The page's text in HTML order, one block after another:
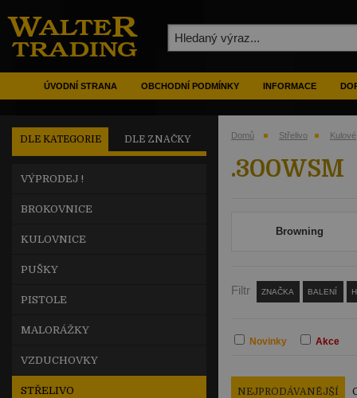
ÚVODNÍ STRANA OBCHODNÍ PODMÍNKY INFORMACE
Domů Střelivo Kulové
.300WSM
Browning
Filtr ZNAČKA BALENÍ
Novinky Akce
NEJPRODÁVANĚJŠÍ
DLE KATEGORIE DLE ZNAČKY
VÝPRODEJ !
BROKOVNICE
KULOVNICE
PUŠKY
PISTOLE
MALORÁŽKY
VZDUCHOVKY
STŘELIVO